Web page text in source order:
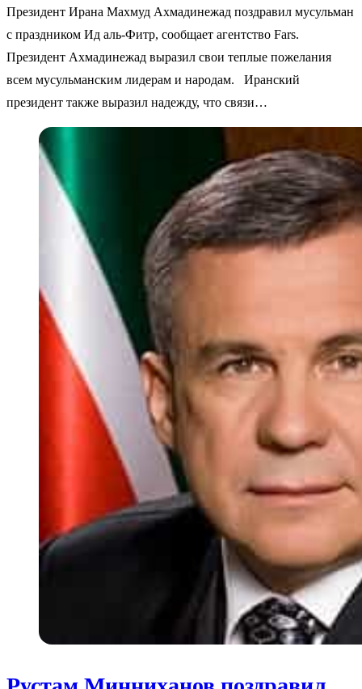
Президент Ирана Махмуд Ахмадинежад поздравил мусульман
с праздником Ид аль-Фитр, сообщает агентство Fars.
Президент Ахмадинежад выразил свои теплые пожелания
всем мусульманским лидерам и народам. Иранский
президент также выразил надежду, что связи…